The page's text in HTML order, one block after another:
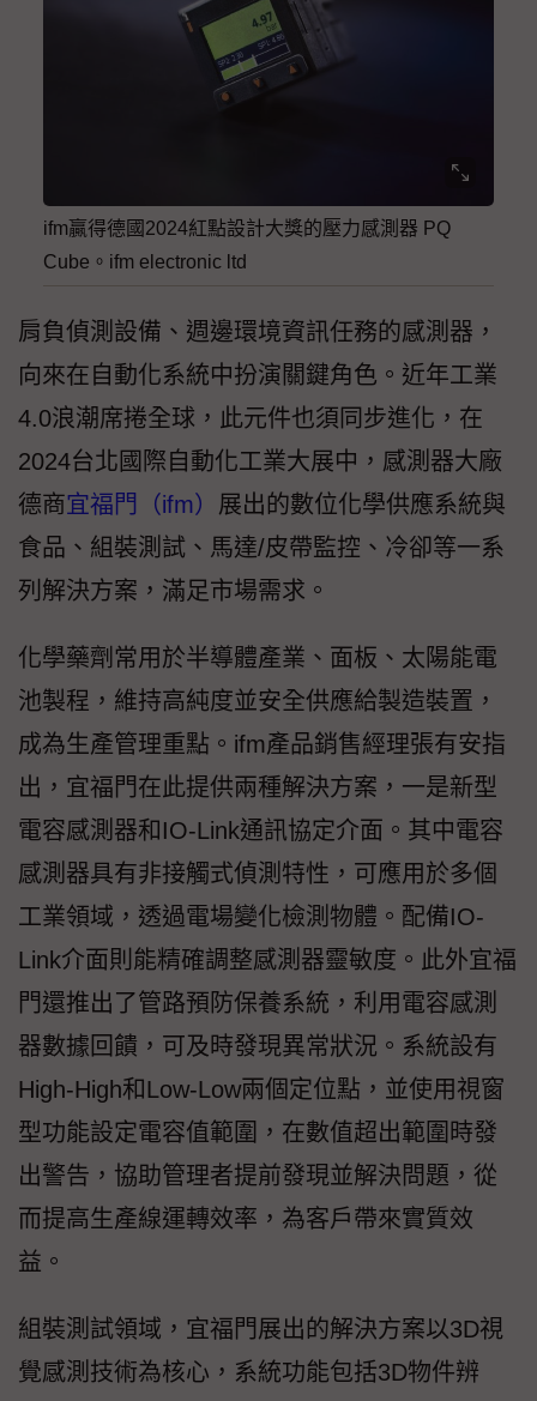
ifm贏得德國2024紅點設計大獎的壓力感測器 PQ
Cube。ifm electronic ltd
肩負偵測設備、週邊環境資訊任務的感測器，
向來在自動化系統中扮演關鍵角色。近年工業
4.0浪潮席捲全球，此元件也須同步進化，在
2024台北國際自動化工業大展中，感測器大廠
德商宜福門（ifm） 展出的數位化學供應系統與
食品、組裝測試、馬達/皮帶監控、冷卻等一系
列解決方案，滿足市場需求。
化學藥劑常用於半導體產業、面板、太陽能電
池製程，維持高純度並安全供應給製造裝置，
成為生產管理重點。ifm產品銷售經理張有安指
出，宜福門在此提供兩種解決方案，一是新型
電容感測器和IO-Link通訊協定介面。其中電容
感測器具有非接觸式偵測特性，可應用於多個
工業領域，透過電場變化檢測物體。配備IO-
Link介面則能精確調整感測器靈敏度。此外宜福
門還推出了管路預防保養系統，利用電容感測
器數據回饋，可及時發現異常狀況。系統設有
High-High和Low-Low兩個定位點，並使用視窗
型功能設定電容值範圍，在數值超出範圍時發
出警告，協助管理者提前發現並解決問題，從
而提高生產線運轉效率，為客戶帶來實質效
益。
組裝測試領域，宜福門展出的解決方案以3D視
覺感測技術為核心，系統功能包括3D物件辨